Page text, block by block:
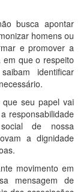
busca apontar
homens ou
e promover a
em que o respeito
identificar
que seu papel vai
responsabilidade
de nossa
a dignidade
movimento em
mensagem de